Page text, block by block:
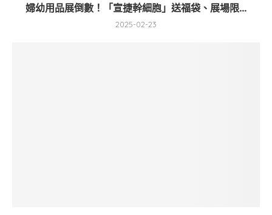
婦幼用品展倒數！「宣捷幹細胞」送福袋、展場限...
2025-02-23